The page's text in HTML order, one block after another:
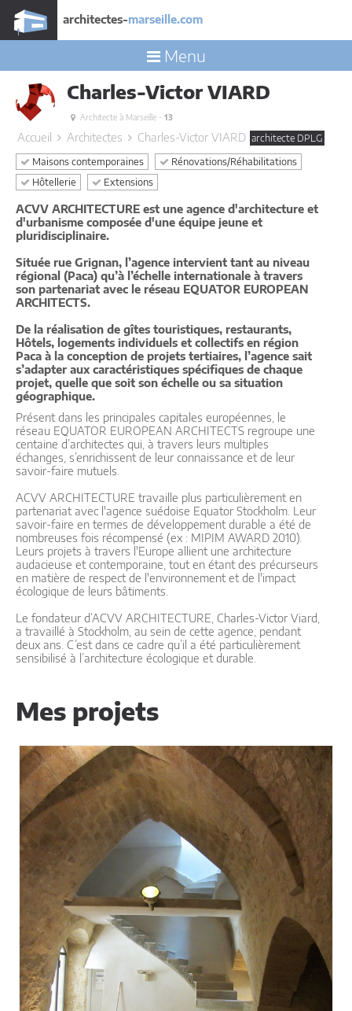
architectes-marseille.com
Menu
Charles-Victor VIARD
Architecte à Marseille - 13
Accueil Architectes Charles-Victor VIARD architecte DPLG
Maisons contemporaines
Rénovations/Réhabilitations
Hôtellerie
Extensions
ACVV ARCHITECTURE est une agence d'architecture et
d'urbanisme composée d'une équipe jeune et
pluridisciplinaire.
Située rue Grignan, l’agence intervient tant au niveau
régional (Paca) qu’à l’échelle internationale à travers
son partenariat avec le réseau EQUATOR EUROPEAN
ARCHITECTS.
De la réalisation de gîtes touristiques, restaurants,
Hôtels, logements individuels et collectifs en région
Paca à la conception de projets tertiaires, l’agence sait
s’adapter aux caractéristiques spécifiques de chaque
projet, quelle que soit son échelle ou sa situation
géographique.
Présent dans les principales capitales européennes, le
réseau EQUATOR EUROPEAN ARCHITECTS regroupe une
centaine d’architectes qui, à travers leurs multiples
échanges, s’enrichissent de leur connaissance et de leur
savoir-faire mutuels.
ACVV ARCHITECTURE travaille plus particulièrement en
partenariat avec l'agence suédoise Equator Stockholm. Leur
savoir-faire en termes de développement durable a été de
nombreuses fois récompensé (ex : MIPIM AWARD 2010).
Leurs projets à travers l'Europe allient une architecture
audacieuse et contemporaine, tout en étant des précurseurs
en matière de respect de l'environnement et de l'impact
écologique de leurs bâtiments.
Le fondateur d’ACVV ARCHITECTURE, Charles-Victor Viard,
a travaillé à Stockholm, au sein de cette agence, pendant
deux ans. C’est dans ce cadre qu’il a été particulièrement
sensibilisé à l’architecture écologique et durable.
Mes projets